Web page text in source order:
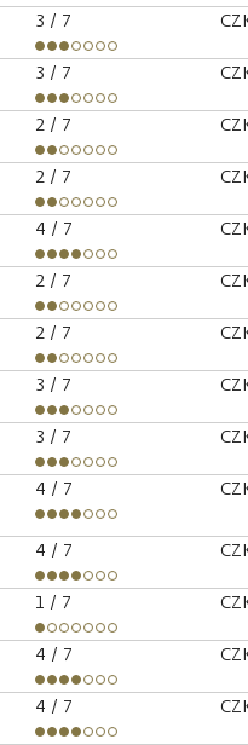
3 / 7
3 / 7
2 / 7
2 / 7
4 / 7
2 / 7
2 / 7
3 / 7
3 / 7
4 / 7
4 / 7
1 / 7
4 / 7
4 / 7